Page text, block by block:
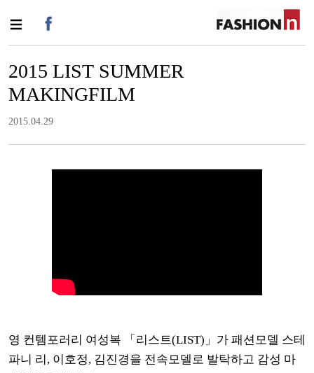
2015 LIST SUMMER
MAKINGFILM
2015.04.29
영 컨템포러리 여성복 「 리스트(LIST) 」 가 패션모델 스테
파니 리 , 이호정, 김진경을 전속모델로 발탁하고 감성 마